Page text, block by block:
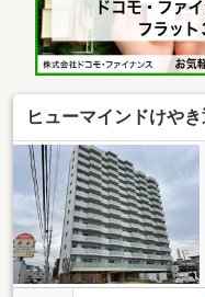
ヒューマインドけや